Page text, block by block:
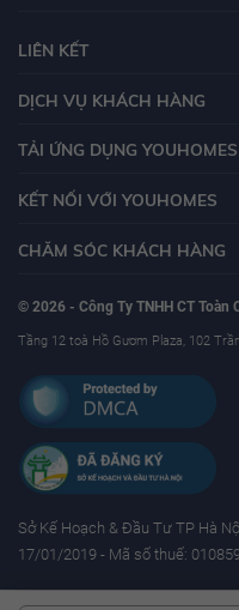
LIÊN KẾT
DỊCH VỤ KHÁCH HÀNG
TẢI ỨNG DỤNG YOUHOMES
KẾT NỐI VỚI YOUHOMES
CHĂM SÓC KHÁCH HÀNG
© 2026 - Công Ty TNHH CT Toàn
Tầng 12 toà Hồ Gươm Plaza, 102
Sở Kế Hoạch & Ðầu Tư TP Hà
17/01/2019 - Mã số thuế: